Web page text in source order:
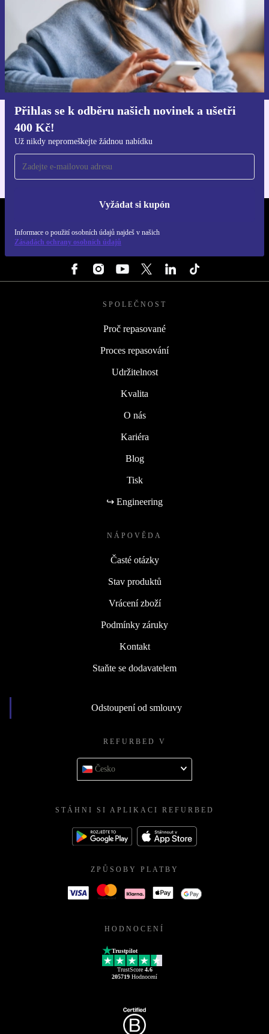
Přihlas se k odběru našich novinek a ušetři
400 Kč!
Už nikdy nepromeškejte žádnou nabídku
Vyžádat si kupón
Informace o použití osobních údajů najdeš v našich
Zásadách ochrany osobních údajů
Chci voucher
Informace o použití osobních údajů najdeš v našich
Zásadách ochrany osobních údajů.
Pro iOS a Android
SPOLEČNOST
Proč repasované
Proces repasování
Udržitelnost
Kvalita
O nás
Kariéra
Blog
Tisk
↪ Engineering
NÁPOVĚDA
Časté otázky
Stav produktů
Vrácení zboží
Podmínky záruky
Kontakt
Staňte se dodavatelem
Odstoupení od smlouvy
REFURBED V
Česko
STÁHNI SI APLIKACI REFURBED
ZPŮSOBY PLATBY
HODNOCENÍ
Trustpilot
TrustScore 4.6
205719 Hodnocení